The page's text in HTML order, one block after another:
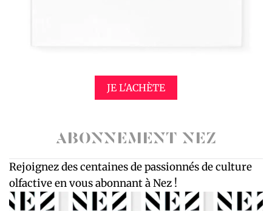
JE L'ACHÈTE
ABONNEMENT NEZ
Rejoignez des centaines de passionnés de culture
olfactive en vous abonnant à Nez !